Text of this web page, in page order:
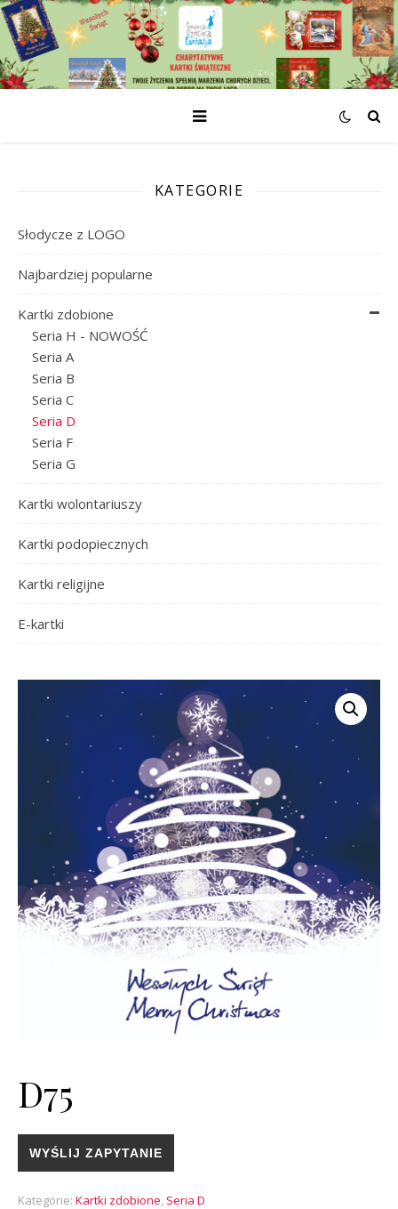
KATEGORIE
Słodycze z LOGO
Najbardziej popularne
Kartki zdobione
Seria H - NOWOŚĆ
Seria A
Seria B
Seria C
Seria D
Seria F
Seria G
Kartki wolontariuszy
Kartki podopiecznych
Kartki religijne
E-kartki
D75
WYŚLIJ ZAPYTANIE
Kategorie: Kartki zdobione, Seria D